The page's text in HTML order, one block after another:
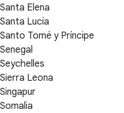
Santa Elena
Santa Lucía
Santo Tomé y Príncipe
Senegal
Seychelles
Sierra Leona
Singapur
Somalia